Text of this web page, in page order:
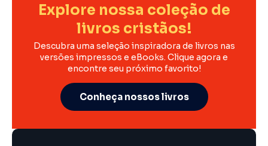
Explore nossa coleção de
livros cristãos!
Descubra uma seleção inspiradora de livros nas
versões impressos e eBooks. Clique agora e
encontre seu próximo favorito!
Conheça nossos livros